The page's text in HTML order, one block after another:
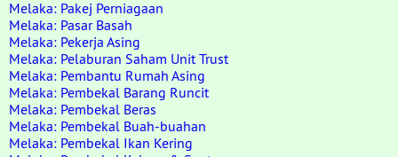
Melaka: Pakej Perniagaan
Melaka: Pasar Basah
Melaka: Pekerja Asing
Melaka: Pelaburan Saham Unit Trust
Melaka: Pembantu Rumah Asing
Melaka: Pembekal Barang Runcit
Melaka: Pembekal Beras
Melaka: Pembekal Buah-buahan
Melaka: Pembekal Ikan Kering